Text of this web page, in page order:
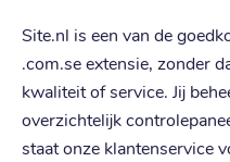
Site.nl is een van de
.com.se extensie, zonder
kwaliteit of service. Jij
overzichtelijk
staat onze klantenservice